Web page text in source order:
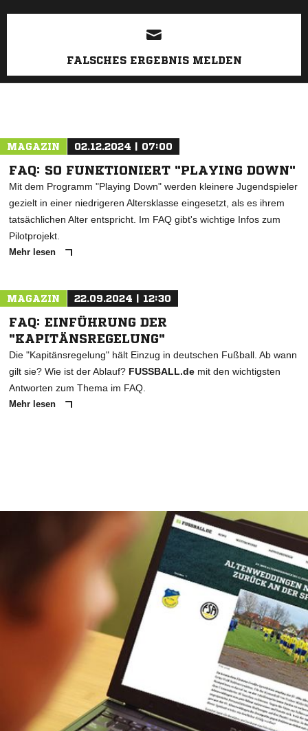
FALSCHES ERGEBNIS MELDEN
MAGAZIN 02.12.2024 | 07:00
FAQ: SO FUNKTIONIERT "PLAYING DOWN"
Mit dem Programm "Playing Down" werden kleinere Jugendspieler
gezielt in einer niedrigeren Altersklasse eingesetzt, als es ihrem
tatsächlichen Alter entspricht. Im FAQ gibt's wichtige Infos zum
Pilotprojekt.
Mehr lesen
MAGAZIN 22.09.2024 | 12:30
FAQ: EINFÜHRUNG DER
"KAPITÄNSREGELUNG"
Die "Kapitänsregelung" hält Einzug in deutschen Fußball. Ab wann
gilt sie? Wie ist der Ablauf? FUSSBALL.de mit den wichtigsten
Antworten zum Thema im FAQ.
Mehr lesen